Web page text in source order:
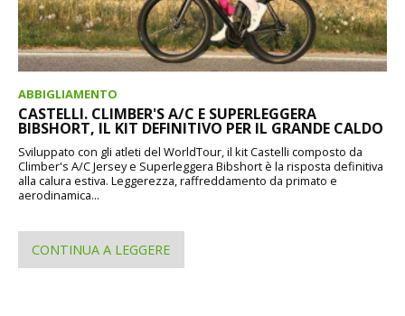
ABBIGLIAMENTO
CASTELLI. CLIMBER'S A/C E SUPERLEGGERA
BIBSHORT, IL KIT DEFINITIVO PER IL GRANDE CALDO
Sviluppato con gli atleti del WorldTour, il kit Castelli composto da
Climber's A/C Jersey e Superleggera Bibshort è la risposta definitiva
alla calura estiva. Leggerezza, raffreddamento da primato e
aerodinamica...
CONTINUA A LEGGERE